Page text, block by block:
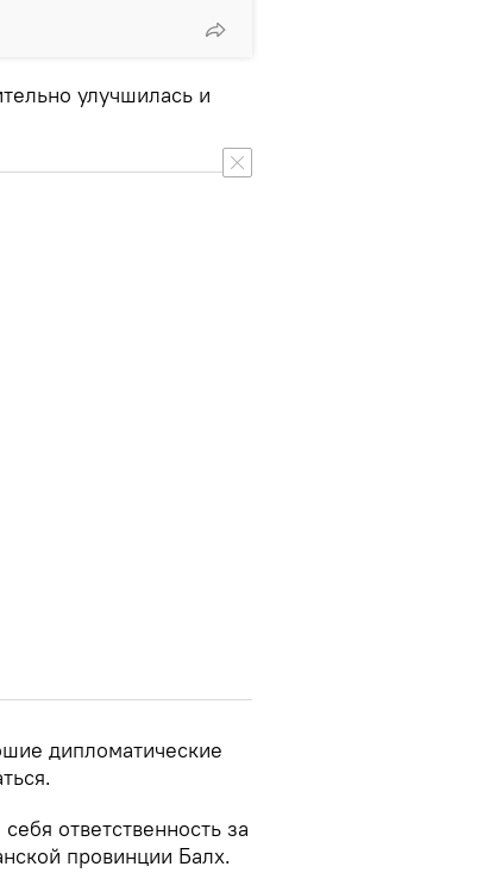
улучшилась и
дипломатические
ответственность за
провинции Балх.